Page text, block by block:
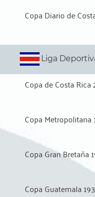
Copa Diario de
Liga
Copa de Costa
Copa Metropolitana
Copa Gran Bretaña
Copa Guatemala